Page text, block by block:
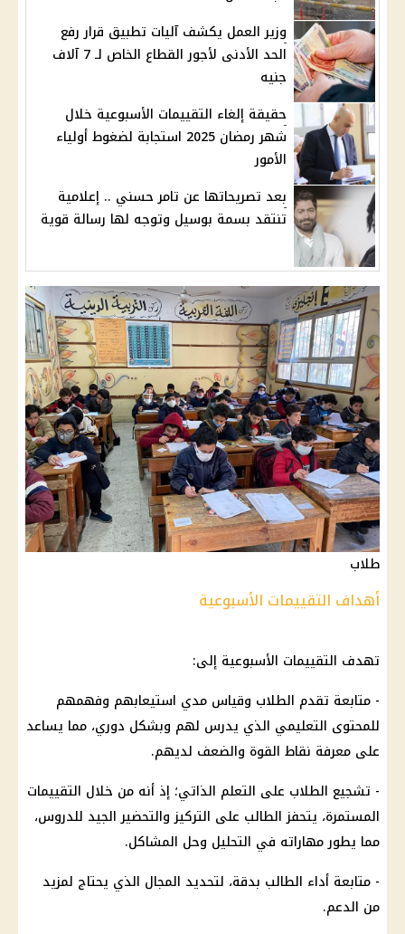
وزير العمل يكشف آليات تطبيق قرار رفع
الحد الأدنى لأجور القطاع الخاص لـ 7 آلاف
جنيه
حقيقة إلغاء التقييمات الأسبوعية خلال
شهر رمضان 2025 استجابة لضغوط أولياء
الأمور
بعد تصريحاتها عن تامر حسني .. إعلامية
تنتقد بسمة بوسيل وتوجه لها رسالة قوية
طلاب
أهداف التقييمات الأسبوعية
تهدف التقييمات الأسبوعية إلى:
- متابعة تقدم الطلاب وقياس مدي استيعابهم وفهمهم
للمحتوى التعليمي الذي يدرس لهم وبشكل دوري، مما يساعد
على معرفة نقاط القوة والضعف لديهم.
- تشجيع الطلاب على التعلم الذاتي؛ إذ أنه من خلال التقييمات
المستمرة، يتحفز الطالب على التركيز والتحضير الجيد للدروس،
مما يطور مهاراته في التحليل وحل المشاكل.
- متابعة أداء الطالب بدقة، لتحديد المجال الذي يحتاج لمزيد
من الدعم.